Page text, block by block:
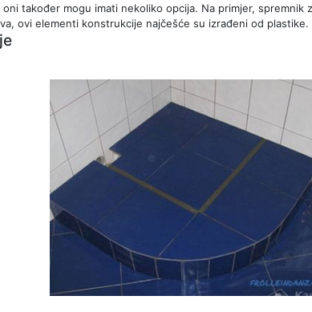
također mogu imati nekoliko opcija. Na primjer, spremnik
ovi elementi konstrukcije najčešće su izrađeni od plastike.